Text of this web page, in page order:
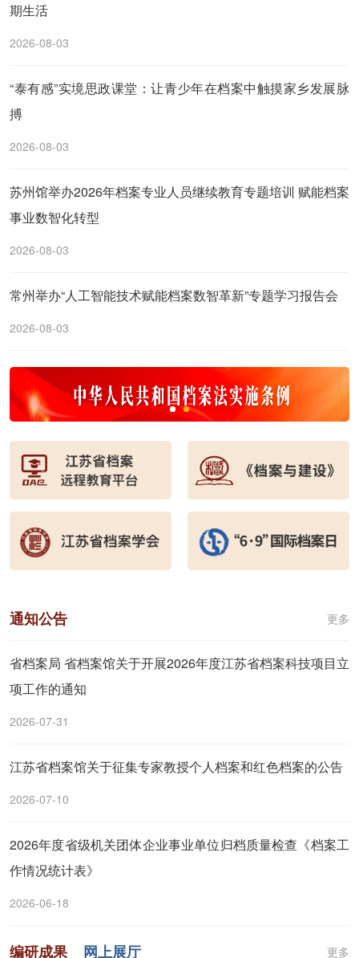
期生活
2026-08-03
“泰有感”实境思政课堂：让青少年在档案中触摸家乡发展脉
搏
2026-08-03
苏州馆举办2026年档案专业人员继续教育专题培训 赋能档案
事业数智化转型
2026-08-03
常州举办“人工智能技术赋能档案数智革新”专题学习报告会
2026-08-03
通知公告 更多
省档案局 省档案馆关于开展2026年度江苏省档案科技项目立
项工作的通知
2026-07-31
江苏省档案馆关于征集专家教授个人档案和红色档案的公告
2026-07-10
2026年度省级机关团体企业事业单位归档质量检查《档案工
作情况统计表》
2026-06-18
编研成果 网上展厅 更多